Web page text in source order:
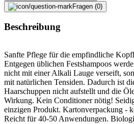
Fragen (0)
Beschreibung
Sanfte Pflege für die empfindliche
Entgegen üblichen Festshampoos
nicht mit einer Alkali Lauge verseift,
mit natürlichen Tensiden. Dadurch ist
Haarschuppen nicht aufstellt und die
Wirkung. Kein Conditioner nötig!
einzigen Produkt. Kartonverpackung -
Reicht für 40-50 Anwendungen.